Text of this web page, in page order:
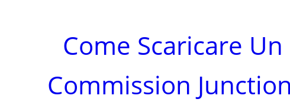
Come Scaricare
Commission